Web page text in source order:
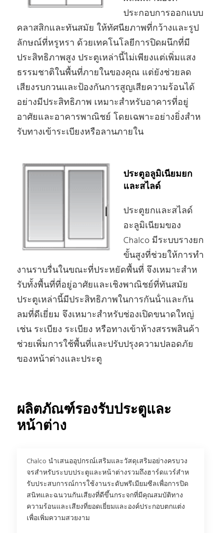
ประกอบการออกแบบ
คลาสสิกและทันสมัย ให้ทัศนียภาพที่กว้างและรูป
ลักษณ์ที่หรูหรา ด้วยเทคโนโลยีการปิดผนึกที่มี
ประสิทธิภาพสูง ประตูเหล่านี้ไม่เพียงแต่เพิ่มแสง
ธรรมชาติในพื้นที่ภายในของคุณ แต่ยังช่วยลด
เสียงรบกวนและป้องกันการสูญเสียความร้อนได้
อย่างมีประสิทธิภาพ เหมาะสําหรับอาคารที่อยู่
อาศัยและอาคารพาณิชย์ โดยเฉพาะอย่างยิ่งสําห
รับทางเข้าระเบียงหรือลานภายใน
ประตูอลูมิเนียมยก
และสไลด์
ประตูยกและสไลด์
อะลูมิเนียมของ
Chalco มีระบบรางยก
ขั้นสูงที่ช่วยให้การทํา
งานราบรื่นในขณะที่ประหยัดพื้นที่ จึงเหมาะสําห
รับทั้งพื้นที่ที่อยู่อาศัยและเชิงพาณิชย์ที่ทันสมัย
ประตูเหล่านี้มีประสิทธิภาพในการกันน้ําและกัน
ลมที่ดีเยี่ยม จึงเหมาะสําหรับช่องเปิดขนาดใหญ่
เช่น ระเบียง ระเบียง หรือทางเข้าห้างสรรพสินค้า
ช่วยเพิ่มการใช้พื้นที่และปรับปรุงความปลอดภัย
ของหน้าต่างและประตู
ผลิตภัณฑ์รองรับประตูและ
หน้าต่าง
Chalco นําเสนออุปกรณ์เสริมและวัสดุเสริมอย่างครบวง
จรสําหรับระบบประตูและหน้าต่างรวมถึงฮาร์ดแวร์สําห
รับประสบการณ์การใช้งานระดับพรีเมียมซีลเพื่อการปิด
สนิทและฉนวนกันเสียงที่ดีขึ้นกระจกที่มีคุณสมบัติทาง
ความร้อนและเสียงที่ยอดเยี่ยมและองค์ประกอบตกแต่ง
เพื่อเพิ่มความสวยงาม